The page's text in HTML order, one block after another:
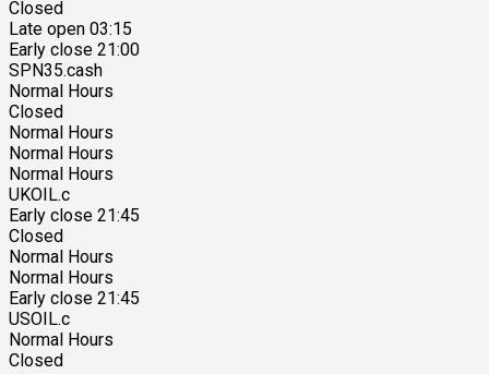
Closed
Late open 03:15
Early close 21:00
SPN35.cash
Normal Hours
Closed
Normal Hours
Normal Hours
Normal Hours
UKOIL.c
Early close 21:45
Closed
Normal Hours
Normal Hours
Early close 21:45
USOIL.c
Normal Hours
Closed